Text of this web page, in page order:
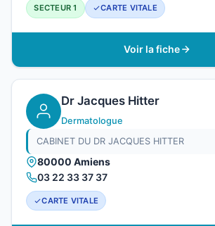
SECTEUR 1 CARTE VITALE
Voir la fiche
Dr Jacques Hitter
Dermatologue
CABINET DU DR JACQUES HITTER
80000 Amiens
03 22 33 37 37
CARTE VITALE